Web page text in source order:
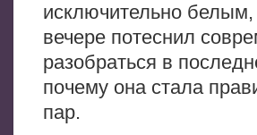
исключительно
вечере потеснил
разобраться в
почему она стала
пар.